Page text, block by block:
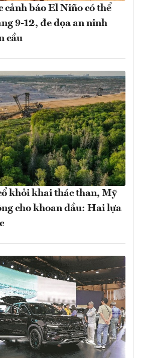
cảnh báo El Niño có thể
9-12, đe dọa an ninh
cầu
khỏi khai thác than, Mỹ
cho khoan dầu: Hai lựa